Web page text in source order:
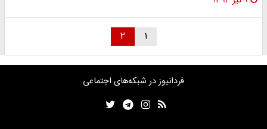
۱ ۲
فردانیوز در شبکه‌های اجتماعی